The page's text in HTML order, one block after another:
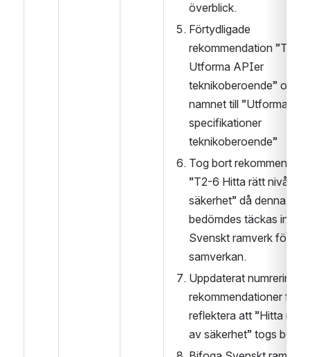
överblick.
Förtydligade
rekommendation ”T2-4
Utforma APIer
teknikoberoende” och
namnet till ”Utforma
specifikationer
teknikoberoende”
Tog bort
”T2-6 Hitta rätt nivå av
säkerhet” då denna
bedömdes täckas in av
Svenskt ramverk för
samverkan.
Uppdaterat numrering
rekommendationer för
reflektera att ”Hitta rätt
av säkerhet” togs bort